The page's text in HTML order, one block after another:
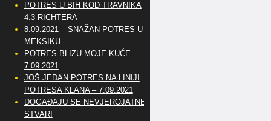
POTRES U BIH KOD TRAVNIKA
4.3 RICHTERA
8.09.2021 – SNAŽAN POTRES U
MEKSIKU
POTRES BLIZU MOJE KUĆE
7.09.2021
JOŠ JEDAN POTRES NA LINIJI
POTRESA KLANA – 7.09.2021
DOGAĐAJU SE NEVJEROJATNE
STVARI